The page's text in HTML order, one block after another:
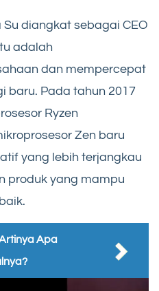
Su diangkat sebagai CEO
adalah
dan mempercepat
baru. Pada tahun 2017
Ryzen
Zen baru
yang lebih terjangkau
produk yang mampu
Apa